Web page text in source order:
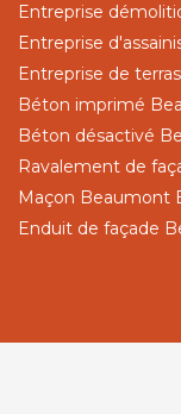
Entreprise
Entreprise
Entreprise de
Béton imprimé
Béton désactivé
Ravalement de
Maçon Beaumont
Enduit de façade